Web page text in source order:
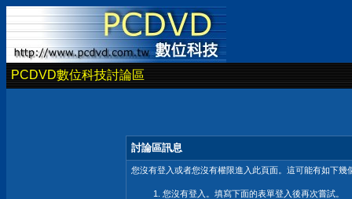
PCDVD數位科技討論區
討論區訊息
您沒有登入或者您沒有權限進入此頁面。這可能有如下幾
您沒有登入。填寫下面的表單登入後再次嘗試。